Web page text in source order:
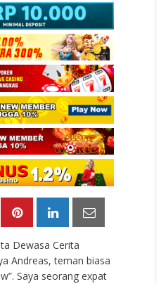
Dewasa Cerita
Andreas, teman biasa
Saya seorang expat